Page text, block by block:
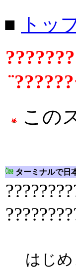
■ トッ
この
ターミナルで日
はじ